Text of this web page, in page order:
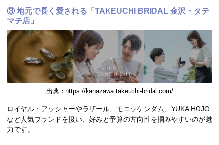
③ 地元で長く愛される「TAKEUCHI BRIDAL 金沢・タテ
マチ店」
出典：https://kanazawa.takeuchi-bridal.com/
ロイヤル・アッシャーやラザール、モニッケンダム、YUKA HOJO
など人気ブランドを扱い、好みと予算の方向性を掴みやすいのが魅
力です。